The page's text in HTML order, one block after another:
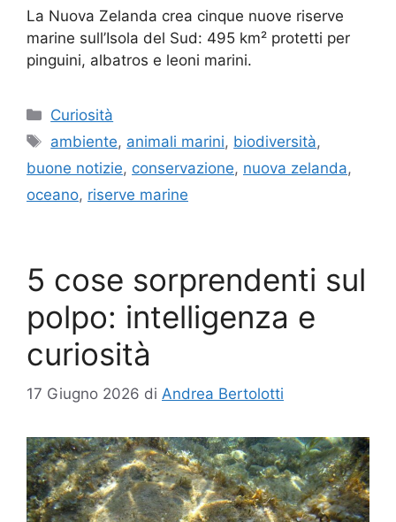
La Nuova Zelanda crea cinque nuove riserve
marine sull’Isola del Sud: 495 km² protetti per
pinguini, albatros e leoni marini.
Categorie
Curiosità
Tag
ambiente, animali marini, biodiversità,
buone notizie, conservazione, nuova zelanda,
oceano, riserve marine
5 cose sorprendenti sul
polpo: intelligenza e
curiosità
17 Giugno 2026 di Andrea Bertolotti